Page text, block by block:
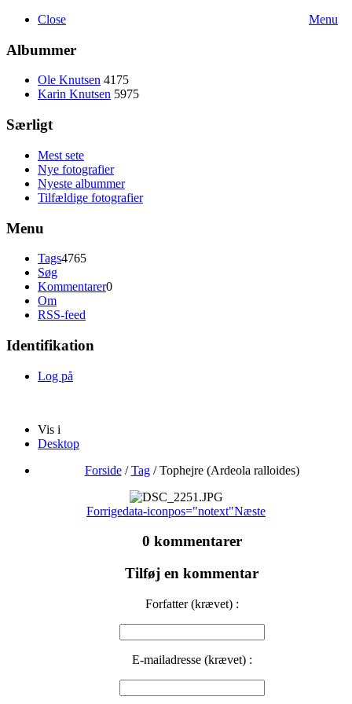
Menu
Close
Albummer
Ole Knutsen 4175
Karin Knutsen 5975
Særligt
Mest sete
Nye fotografier
Nyeste albummer
Tilfældige fotografier
Menu
Tags4765
Søg
Kommentarer0
Om
RSS-feed
Identifikation
Log på
Vis i
Desktop
Forside/Tag /Tophejre (Ardeola ralloides)
Forrigedata-iconpos="notext"Næste
0 kommentarer
Tilføj en kommentar
Forfatter (krævet) :
E-mailadresse (krævet) :